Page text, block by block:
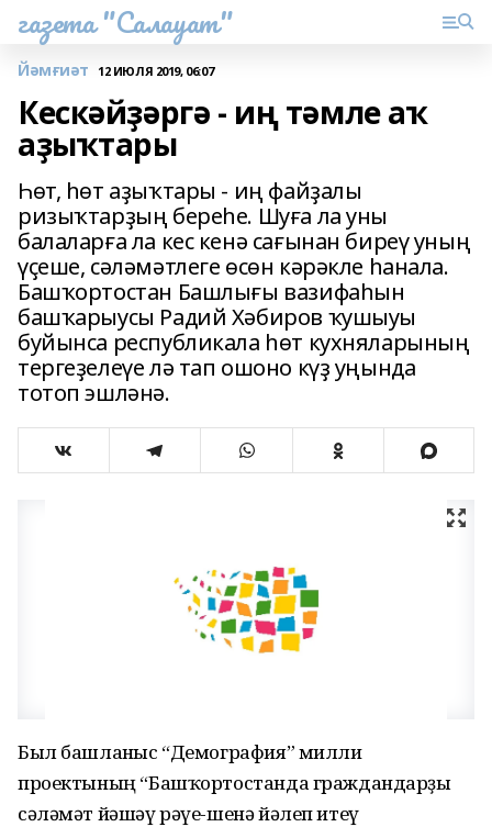
газета "Салауат"
Йәмғиәт 12 ИЮЛЯ 2019, 06:07
Кескәйҙәргә - иң тәмле аҡ
аҙыҡтары
Һөт, һөт аҙыҡтары - иң файҙалы
ризыҡтарҙың береһе. Шуға ла уны
балаларға ла кес кенә сағынан биреү уның
үҫеше, сәләмәтлеге өсөн кәрәкле һанала.
Башҡортостан Башлығы вазифаһын
башҡарыусы Радий Хәбиров ҡушыуы
буйынса республикала һөт кухняларының
тергеҙелеүе лә тап ошоно күҙ уңында
тотоп эшләнә.
Был башланғыс “Демография” милли
проектының “Башҡортостанда граждандарҙы
сәләмәт йәшәү рәүе-шенә йәлеп итеү